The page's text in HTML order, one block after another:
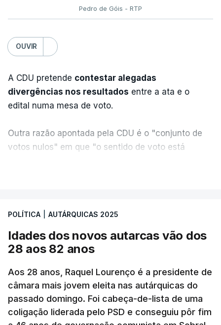
Pedro de Góis - RTP
OUVIR
A CDU pretende contestar alegadas
divergências nos resultados entre a ata e o
edital numa mesa de voto.
Outra razão apontada pela CDU é o "conjunto de
votos nulos" em que "o sentido de voto está
válidos pelo apuramento geral".
As explicações pela voz de Sofia Lisboa, da CDU,
entanto, admite que "desta vez é diferente",
porque a diferença de votos é "muito curta" e,
portanto, tem a "particularidade de decidir, (de)
poucos votos decidirem" a eleição de um vereador.
POLÍTICA AUTÁRQUICAS 2025
Idades dos novos autarcas vão dos
28 aos 82 anos
Aos 28 anos, Raquel Lourenço é a presidente de
câmara mais jovem eleita nas autárquicas do
passado domingo. Foi cabeça-de-lista de uma
coligação liderada pelo PSD e conseguiu pôr fim